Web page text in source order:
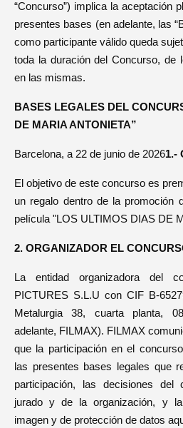
“Concurso”) implica la aceptación
presentes bases (en adelante, las
como participante válido queda
toda la duración del Concurso, de
en las mismas.
BASES LEGALES DEL
DE MARIA ANTONIETA”
Barcelona, a 22 de junio de 20261.-
El objetivo de este concurso es
un regalo dentro de la promoción
película "LOS ULTIMOS DIAS DE
2. ORGANIZADOR EL
La entidad organizadora del
PICTURES S.L.U con CIF B-
Metalurgia 38, cuarta planta,
adelante, FILMAX). FILMAX
que la participación en el
las presentes bases legales que
participación, las decisiones del
jurado y de la organización, y
imagen y de protección de datos